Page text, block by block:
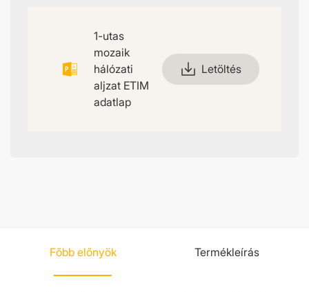
1-utas
mozaik
hálózati
aljzat ETIM
adatlap
Letöltés
Főbb előnyök Termékleírás